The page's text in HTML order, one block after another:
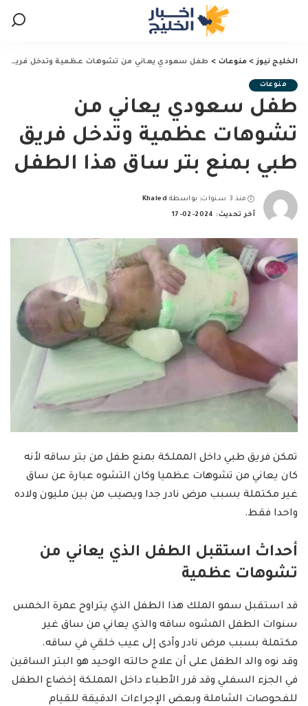
الخليج نيوز> منوعات > طفل سعودي يعاني من تشوهات عظمية وتدخل فريق طبي بمنع بتر ساق هذا الطفل
منوعات
طفل سعودي يعاني من
تشوهات عظمية وتدخل فريق
طبي بمنع بتر ساق هذا الطفل
منذ 3 سنوات
Posted
by
بواسطة Khaled
آخر تحديث: 2024-02-17
تمكن فريق طبي داخل المملكة بمنع طفل من بتر ساقه لأنه
كان يعاني من تشوهات عظميا وكان التشوه عبارة عن ساق
غير مكتملة بسبب مرض نادر جدا ويصيب من بين مليون ولاده
واحدا فقط.
أحداث استقبل الطفل الذي يعاني من
تشوهات عظمية
قد استقبل سمو الملك هذا الطفل الذي يتراوح عمرة الخمس
سنوات الطفل المشوه ساقه والذي يعاني من ساق غير
مكتملة بسبب مرض نادر وأدى إلى عيب خلقي في ساقه.
وقد نوه والد الطفل على أن علاج حالته الوحيد هو البتر الساقين
في الجزء السفلي وقد قرر الأطباء داخل المملكة إخضاع الطفل
للفحوصات الشاملة وبعض الإجراءات الدقيقة للقيام